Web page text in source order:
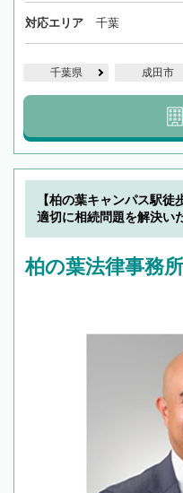
対応エリア 千葉
千葉県 成田市
【柏の葉キャンパス駅徒
適切に相続問題を解決い
柏の葉法律事務所